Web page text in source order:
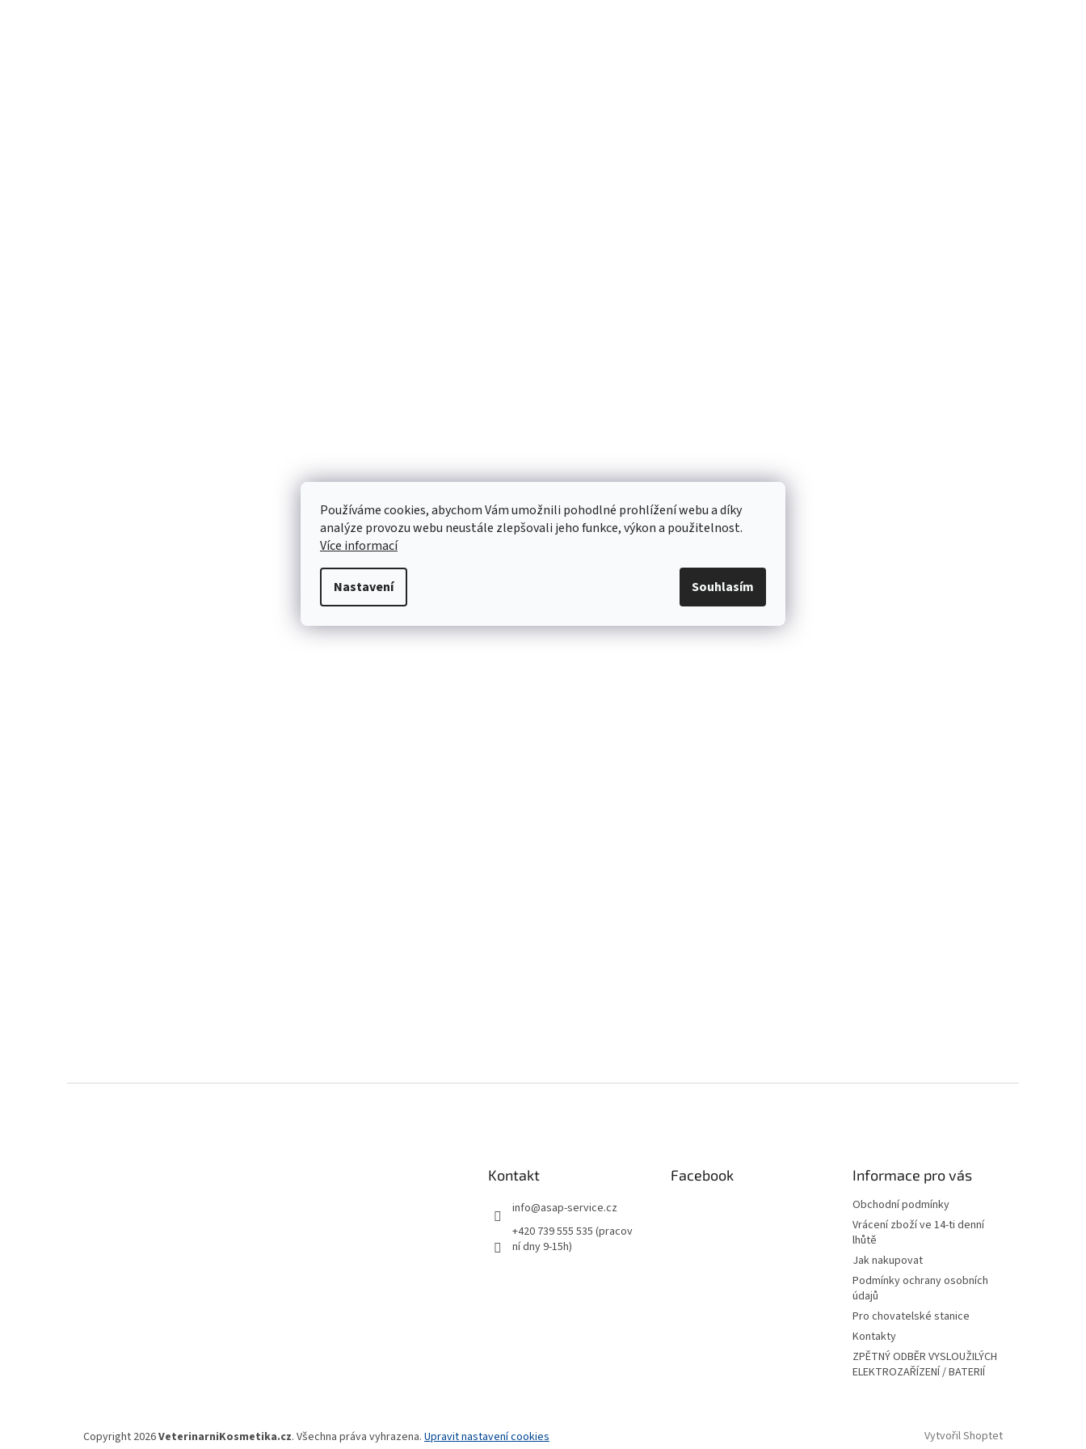
Používáme cookies, abychom Vám umožnili pohodlné prohlížení webu a díky
analýze provozu webu neustále zlepšovali jeho funkce, výkon a použitelnost.
Více informací
Nastavení Souhlasím
Kontakt
info@asap-service.cz
+420 739 555 535 (pracov
ní dny 9-15h)
Facebook Informace pro vás
Obchodní podmínky
Vrácení zboží ve 14-ti denní
lhůtě
Jak nakupovat
Podmínky ochrany osobních
údajů
Pro chovatelské stanice
Kontakty
ZPĚTNÝ ODBĚR VYSLOUŽILÝCH
ELEKTROZAŘÍZENÍ / BATERIÍ
Vytvořil Shoptet
Copyright 2026VeterinarniKosmetika.cz. Všechna práva vyhrazena. Upravit nastavení cookies